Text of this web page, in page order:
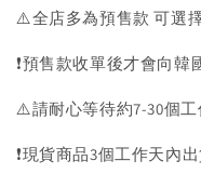
⚠️全店多為預售款 可選
❗️預售款收單後才會向韓
⚠️請耐心等待約7-30個工
❗️現貨商品3個工作天內